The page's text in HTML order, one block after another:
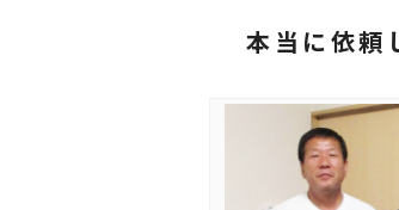
本当に依頼